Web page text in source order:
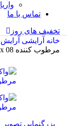
تماس با ما
تخفیف های روز
خانه آرایشی
مرطوب کننده Agiva Cream Wax 08
بزرگنمایی تصویر